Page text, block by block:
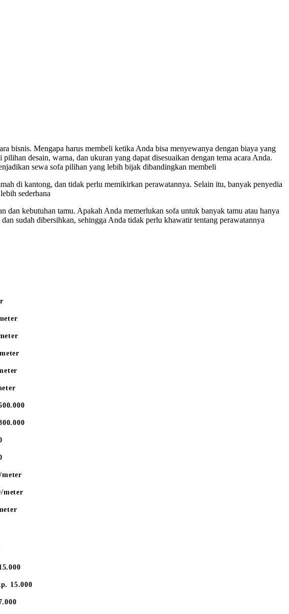
bisnis. Mengapa harus membeli ketika Anda bisa menyewanya dengan biaya yang
desain, warna, dan ukuran yang dapat disesuaikan dengan tema acara Anda.
sewa sofa pilihan yang lebih bijak dibandingkan membeli
di kantong, dan tidak perlu memikirkan perawatannya. Selain itu, banyak penyedia
sederhana
kebutuhan tamu. Apakah Anda memerlukan sofa untuk banyak tamu atau hanya
sudah dibersihkan, sehingga Anda tidak perlu khawatir tentang perawatannya
meter
meter
15.000